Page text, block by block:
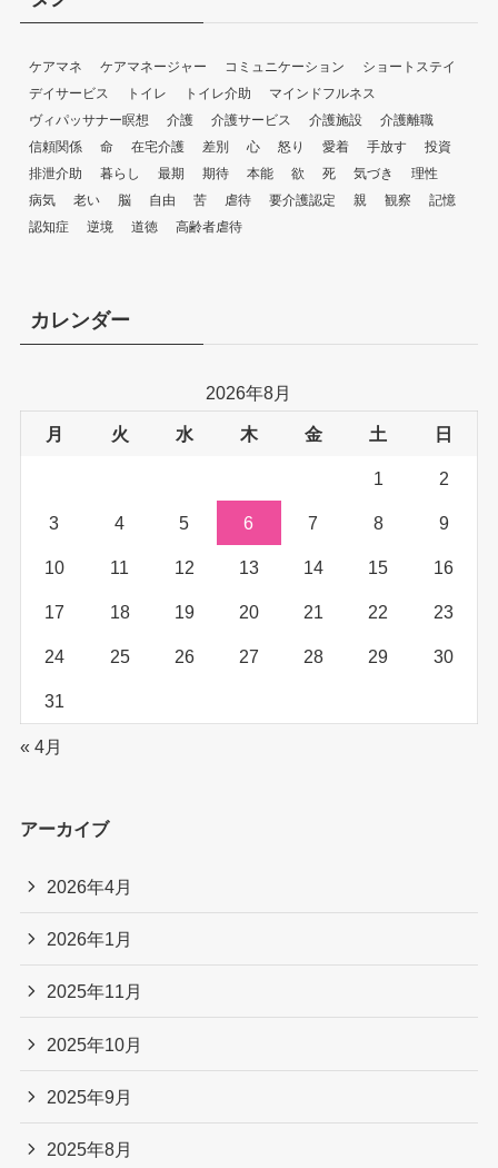
ケアマネ ケアマネージャー コミュニケーション
ショートステイ
デイサービス
トイレ トイレ介助
マインドフルネス
ヴィパッサナー瞑想
介護 介護サービス 介護施設
介護離職
信頼関係
命 在宅介護 差別 心 怒り 愛着 手放す
投資
排泄介助
暮らし 最期 期待 本能 欲 死 気づき
理性
病気
老い 脳 自由 苦 虐待 要介護認定 親 観察
記憶
認知症
逆境 道徳 高齢者虐待
カレンダー
2026年8月
月 火 水 木 金 土 日
1 2
3 4 5 6 7 8 9
10 11 12 13 14 15 16
17 18 19 20 21 22 23
24 25 26 27 28 29 30
31
« 4月
アーカイブ
2026年4月
2026年1月
2025年11月
2025年10月
2025年9月
2025年8月